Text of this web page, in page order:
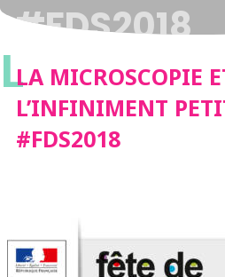
#FDS2018
LLA MICROSCOPIE
L’INFINIMENT
#FDS2018